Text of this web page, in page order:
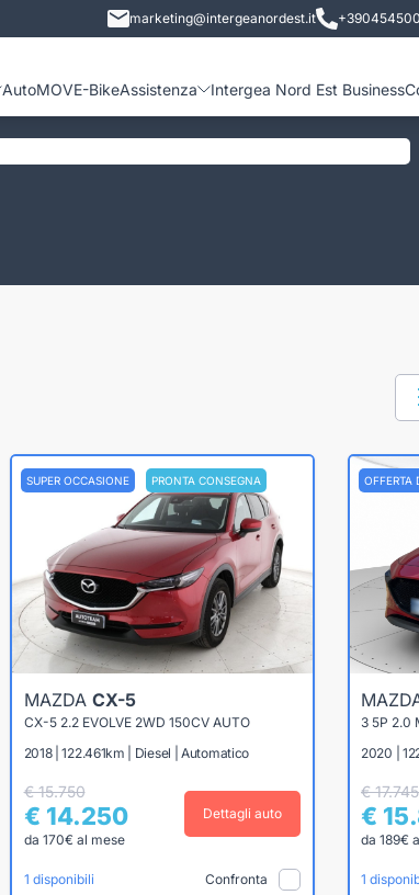
marketing@intergeanordest.it
AutoMOVE-BikeAssistenza Intergea Nord Est Business
SUPER OCCASIONE PRONTA CONSEGNA
MAZDA CX-5
CX-5 2.2 EVOLVE 2WD 150CV AUTO
2018 | 122.461km | Diesel | Automatico
€ 15.750
€ 14.250
da 170€ al mese
Dettagli auto
1 disponibili Confronta
OFFERTA
3 5P 2.0
2020 |
€ 17.745
€
da 189€
1